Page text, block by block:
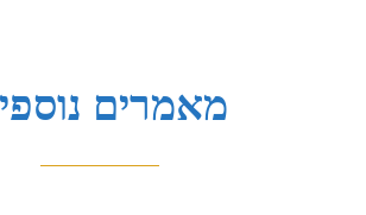
מאמרים